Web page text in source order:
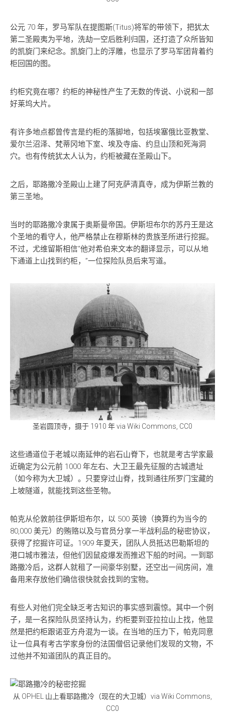
公元 70 年，罗马军队在提图斯(Titus)将军的带领下，把犹太
第二圣殿夷为平地，洗劫一空后胜利归国，还打造了众所皆知
的凯旋门来纪念。凯旋门上的浮雕，也显示了罗马军团背着约
柜回国的图。
约柜究竟在哪？约柜的神秘性产生了无数的传说、小说和一部
好莱坞大片。
有许多地点都曾传言是约柜的落脚地，包括埃塞俄比亚教堂、
爱尔兰沼泽、梵蒂冈地下室、埃及寺庙、约旦山顶和死海洞
穴。也有传统犹太人认为，约柜被藏在圣殿山下。
之后，耶路撒冷圣殿山上建了阿克萨清真寺，成为伊斯兰教的
第三圣地。
当时的耶路撒冷隶属于奥斯曼帝国。伊斯坦布尔的苏丹王是这
个圣地的看守人，他严格禁止在穆斯林的贵族圣所进行挖掘。
不过，尤维留斯相信“他对希伯来文本的翻译显示，可以从地
下通道上山找到约柜，”一位探险队员后来写道。
圣岩圆顶寺，摄于 1910 年 via Wiki Commons, CC0
这些通道位于老城以南延伸的岩石山脊下，也就是考古学家最
近确定为公元前 1000 年左右、大卫王最先征服的古城遗址
（如今称为大卫城）。只要穿过山脊，找到通往所罗门宝藏的
上坡隧道，就能找到这些圣物。
帕克从伦敦前往伊斯坦布尔，以 500 英镑（换算约为当今的
80,000 美元）的贿赂以及与官员分享一半战利品的秘密协议，
获得了挖掘许可证。1909 年夏天，团队人员抵达巴勒斯坦的
港口城市雅法，但他们因鼠疫爆发而推迟下船的时间。一到耶
路撒冷后，这群人就租了一间豪华别墅，还空出一间房间，准
备用来存放他们确信很快就会找到的宝物。
有些人对他们完全缺乏考古知识的事实感到震惊。其中一个例
子，是一名探险队员坚持认为，约柜要到亚拉拉山上找，他显
然是把约柜跟诺亚方舟混为一谈。在当地的压力下，帕克同意
让一位具有考古学家身份的法国僧侣记录他们发现的文物，不
过他并不知道团队的真正目的。
从 OPHEL 山上看耶路撒冷（现在的大卫城）via Wiki Commons,
CC0